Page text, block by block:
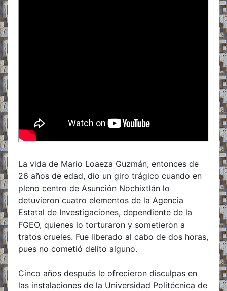
La vida de Mario Loaeza Guzmán, entonces de
26 años de edad, dio un giro trágico cuando en
pleno centro de Asunción Nochixtlán lo
detuvieron cuatro elementos de la Agencia
Estatal de Investigaciones, dependiente de la
FGEO, quienes lo torturaron y sometieron a
tratos crueles. Fue liberado al cabo de dos horas,
pues no cometió delito alguno.
Cinco años después le ofrecieron disculpas en
las instalaciones de la Universidad Politécnica de